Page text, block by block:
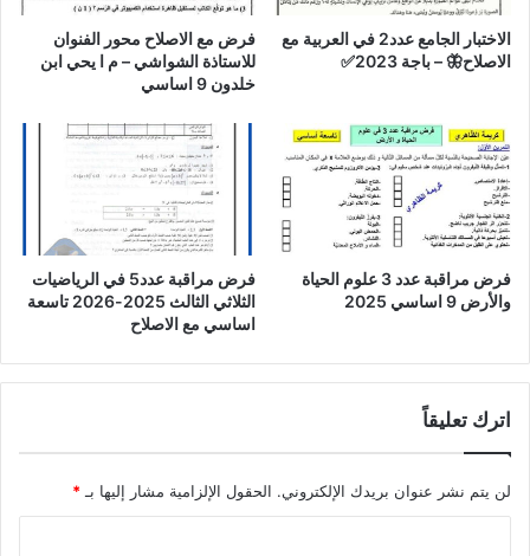
الاختبار الجامع عدد2 في العربية مع
الاصلاح🦋 – باجة 2023✅
فرض مع الاصلاح محور الفنوان
للاستاذة الشواشي – م ا يحي ابن
خلدون 9 اساسي
فرض مراقبة عدد 3 علوم الحياة
والأرض 9 اساسي 2025
فرض مراقبة عدد5 في الرياضيات
الثلاثي الثالث 2025-2026 تاسعة
اساسي مع الاصلاح
اترك تعليقاً
لن يتم نشر عنوان بريدك الإلكتروني. الحقول الإلزامية مشار إليها بـ*